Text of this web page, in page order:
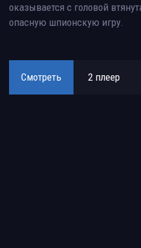
оказывается с головой
опасную шпионскую игру.
Смотреть 2 плеер